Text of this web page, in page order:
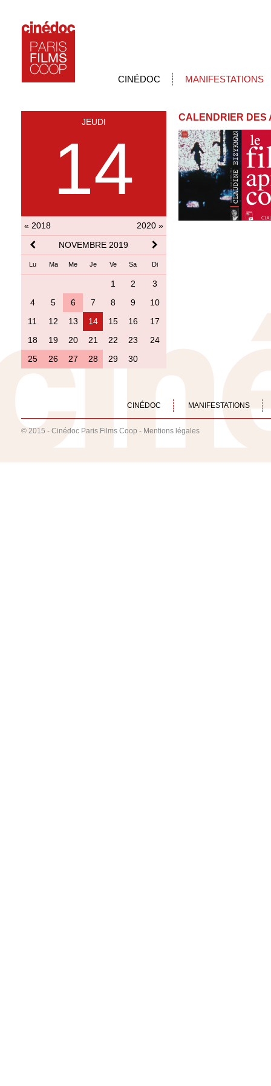
CINÉDOC MANIFESTATIONS
JEUDI
14
« 2018
2020 »
NOVEMBRE 2019
Lu Ma Me Je Ve Sa Di
1 2
3
4
5 6 7 8 9
10
11
12 13 14 15 16
17
18
19 20 21 22 23
24
25
26 27 28 29 30
CALENDRIER DES
CINÉDOC MANIFESTATIONS
© 2015 - Cinédoc Paris Films Coop - Mentions légales